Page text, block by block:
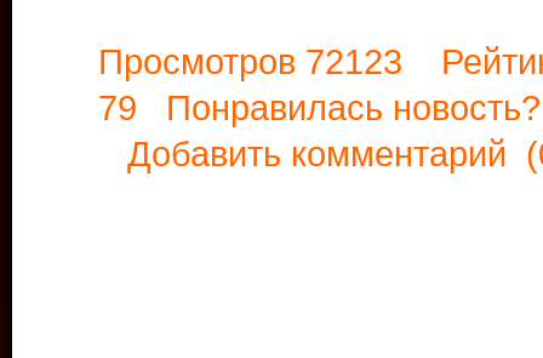
Просмотров 72123
79 Понравилась
Добавить комментарий